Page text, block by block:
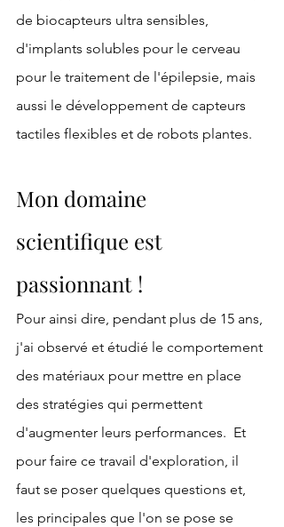
de biocapteurs ultra sensibles,
d'implants solubles pour le cerveau
pour le traitement de l'épilepsie, mais
aussi le développement de capteurs
tactiles flexibles et de robots plantes.
Mon domaine
scientifique est
passionnant !
Pour ainsi dire, pendant plus de 15 ans,
j'ai observé et étudié le comportement
des matériaux pour mettre en place
des stratégies qui permettent
d'augmenter leurs performances.  Et
pour faire ce travail d'exploration, il
faut se poser quelques questions et,
les principales que l'on se pose se